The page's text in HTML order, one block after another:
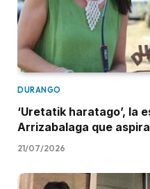
DURANGO
‘Uretatik haratago’, la
Arrizabalaga que
21/07/2026